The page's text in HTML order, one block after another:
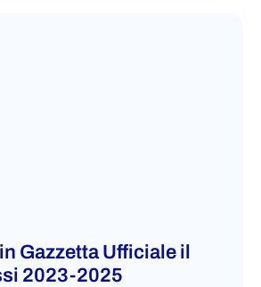
Gazzetta Ufficiale il
2023-2025